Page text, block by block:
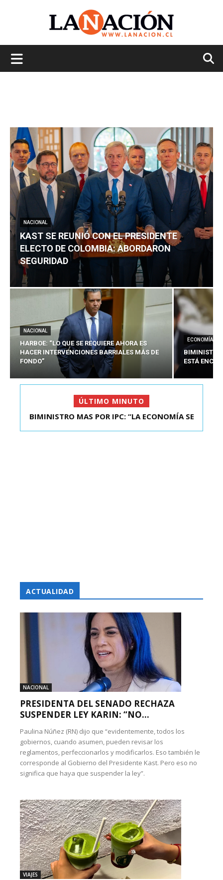
NACIONAL
KAST SE REUNIÓ CON EL PRESIDENTE
ELECTO DE COLOMBIA: ABORDARON
SEGURIDAD
NACIONAL
HARBOE: “LO QUE SE REQUIERE AHORA ES
HACER INTERVENCIONES BARRIALES MÁS DE
FONDO”
ECONOMÍA
BIMINISTRO
ESTÁ
ÚLTIMO MINUTO
KAST SE REUNIÓ CON EL PRESIDENTE ELECTO DE
BIMINISTRO MAS POR IPC: “LA ECONOMÍA SE
ACTUALIDAD
NACIONAL
PRESIDENTA DEL SENADO RECHAZA
SUSPENDER LEY KARIN: “NO...
Paulina Núñez (RN) dijo que “evidentemente, todos los
gobiernos, cuando asumen, pueden revisar los
reglamentos, perfeccionarlos y modificarlos. Eso también le
corresponde al Gobierno del Presidente Kast. Pero eso no
significa que haya que suspender la ley”.
VIAJES